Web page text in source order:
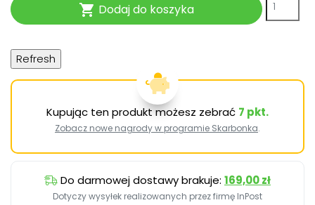
 Dodaj do koszyka
Kupując ten produkt możesz zebrać 7 pkt.
Zobacz nowe nagrody w programie Skarbonka.
Do darmowej dostawy brakuje: 169,00 zł
Dotyczy wysyłek realizowanych przez firmę InPost